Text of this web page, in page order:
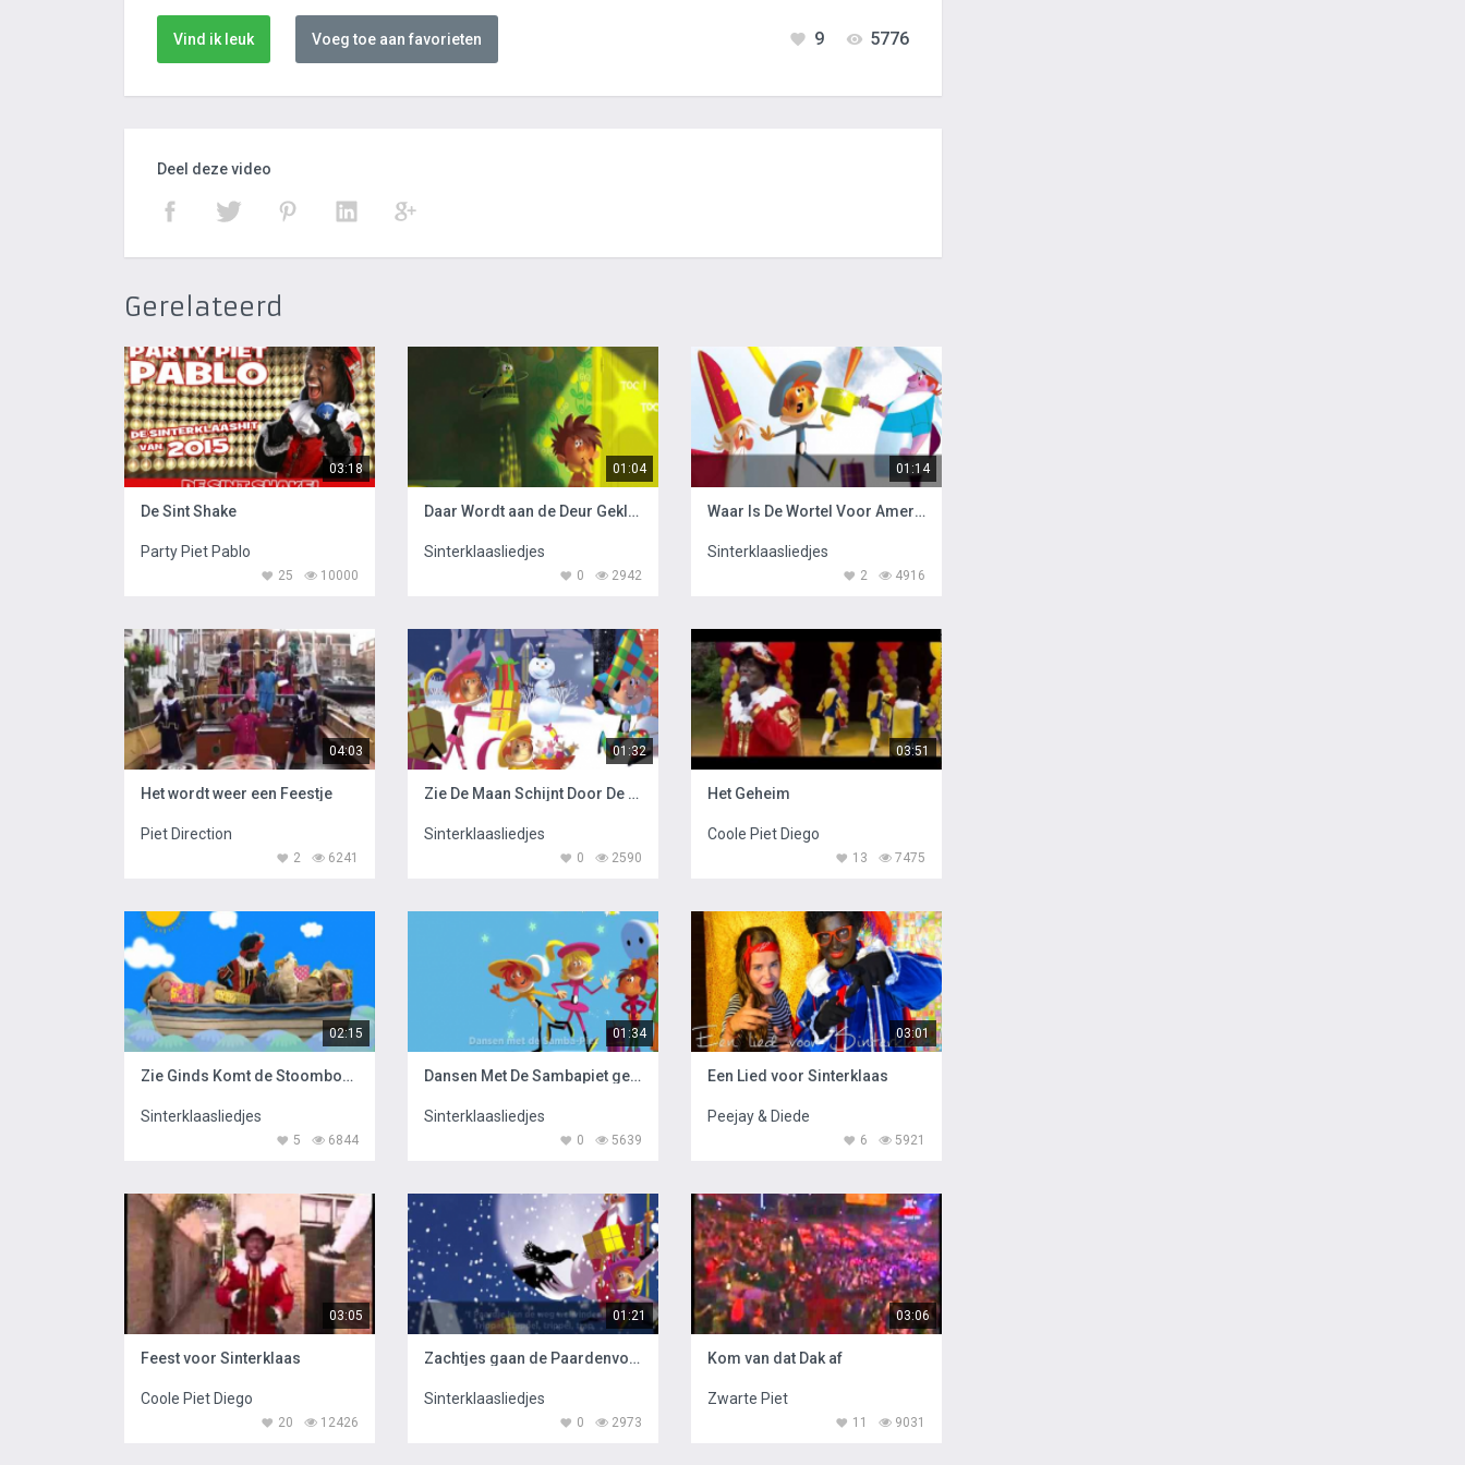
Vind ik leuk Voeg toe aan favorieten 5776
9
Deel deze video
Gerelateerd
03:18
De Sint Shake
Party Piet Pablo
10000
25
01:04
Daar Wordt aan de Deur Geklopt gezongen door Maan
Sinterklaasliedjes
2942
0
01:14
Waar Is De Wortel Voor Amerigo gezongen door Maan
Sinterklaasliedjes
4916
2
04:03
Het wordt weer een Feestje
Piet Direction
6241
2
01:32
Zie De Maan Schijnt Door De Bomen gezongen door Maan
Sinterklaasliedjes
2590
0
03:51
Het Geheim
Coole Piet Diego
7475
13
02:15
Zie Ginds Komt de Stoomboot met Raaf
Sinterklaasliedjes
6844
5
01:34
Dansen Met De Sambapiet gezongen door Maan
Sinterklaasliedjes
5639
0
03:01
Een Lied voor Sinterklaas
Peejay & Diede
5921
6
03:05
Feest voor Sinterklaas
Coole Piet Diego
12426
20
01:21
Zachtjes gaan de Paardenvoetjes gezongen door Maan
Sinterklaasliedjes
2973
0
03:06
Kom van dat Dak af
Zwarte Piet
9031
11